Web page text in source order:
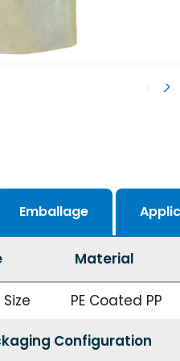
Emballage
Material
PE Coated PP
Configuration